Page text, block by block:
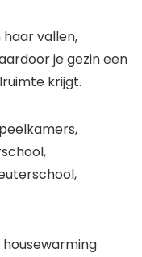
haar vallen,
je gezin een
krijgt.
housewarming